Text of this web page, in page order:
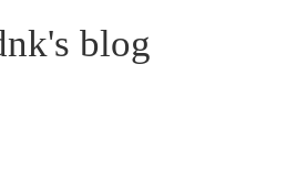
blog